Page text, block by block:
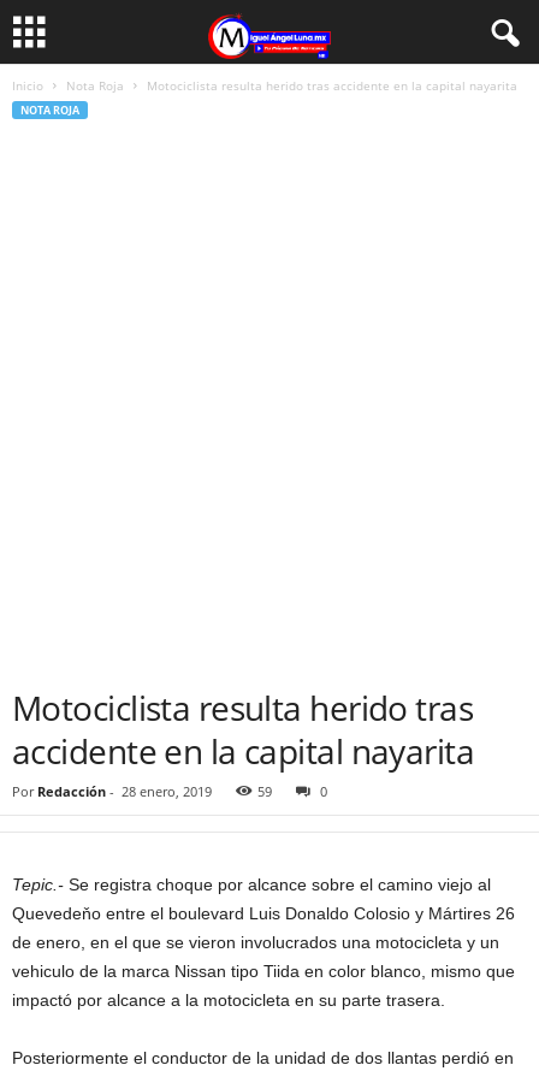
Inicio Nota Roja Motociclista resulta herido tras accidente en la capital nayarita
NOTA ROJA
Motociclista resulta herido tras
accidente en la capital nayarita
Por Redacción - 28 enero, 2019 59 0
Tepic.- Se registra choque por alcance sobre el camino viejo al
Quevedeňo entre el boulevard Luis Donaldo Colosio y Mártires 26
de enero, en el que se vieron involucrados una motocicleta y un
vehiculo de la marca Nissan tipo Tiida en color blanco, mismo que
impactó por alcance a la motocicleta en su parte trasera.
Posteriormente el conductor de la unidad de dos llantas perdió en